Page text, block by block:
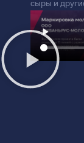
сыры и